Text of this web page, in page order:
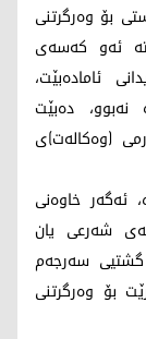
بۆ وەرگرتنی
ئەو کەسەی
ئامادەبێت،
دەبێت
(وەکالەت)ی
ئەگەر خاوەنی
شەرعی یان
گشتیی سەرجەم
بۆ وەرگرتنی